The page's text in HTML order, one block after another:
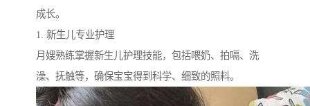
成长。
1. 新生儿专业护理
月嫂熟练掌握新生儿护理技能，包括喂奶、拍嗝、洗
澡、抚触等，确保宝宝得到科学、细致的照料。